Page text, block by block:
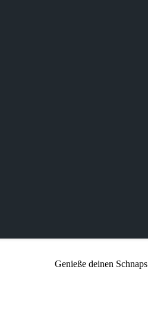
Genieße deinen